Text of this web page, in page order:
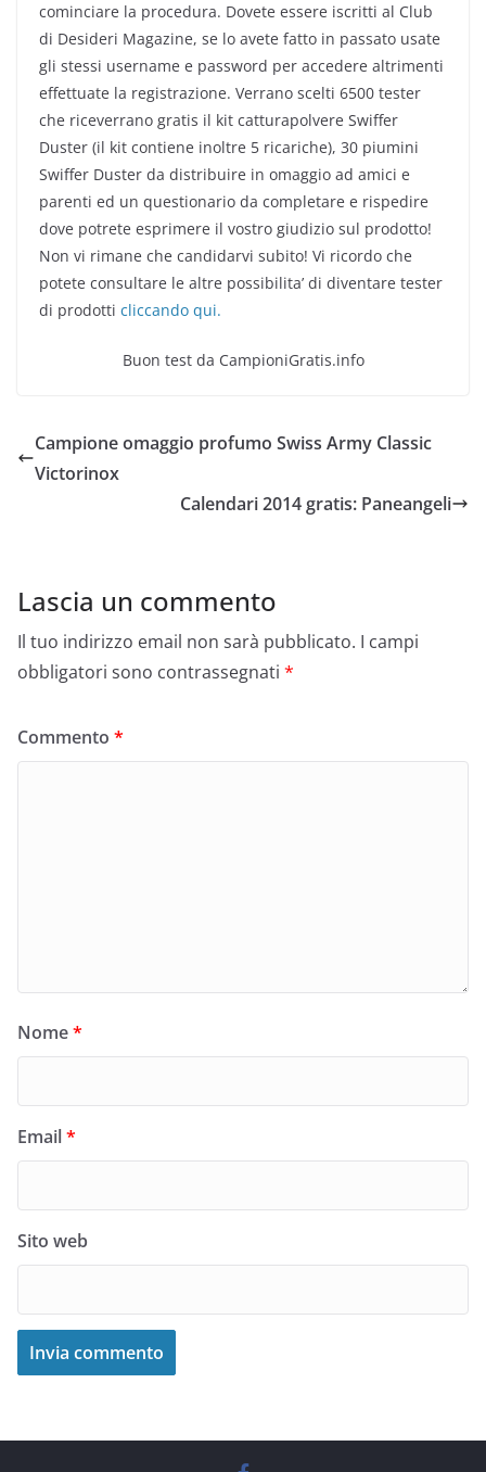
cominciare la procedura. Dovete essere iscritti al Club
di Desideri Magazine, se lo avete fatto in passato usate
gli stessi username e password per accedere altrimenti
effettuate la registrazione. Verrano scelti 6500 tester
che riceverrano gratis il kit catturapolvere Swiffer
Duster (il kit contiene inoltre 5 ricariche), 30 piumini
Swiffer Duster da distribuire in omaggio ad amici e
parenti ed un questionario da completare e rispedire
dove potrete esprimere il vostro giudizio sul prodotto!
Non vi rimane che candidarvi subito! Vi ricordo che
potete consultare le altre possibilita’ di diventare tester
di prodotti cliccando qui.
Buon test da CampioniGratis.info
Campione omaggio profumo Swiss Army Classic
Victorinox
Calendari 2014 gratis: Paneangeli
Lascia un commento
Il tuo indirizzo email non sarà pubblicato. I campi
obbligatori sono contrassegnati *
Commento *
Nome*
Email*
Sito web